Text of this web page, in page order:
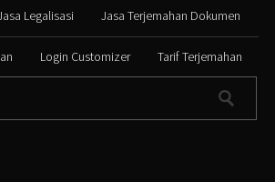
Legalisasi Jasa Terjemahan Dokumen
Login Customizer Tarif Terjemahan